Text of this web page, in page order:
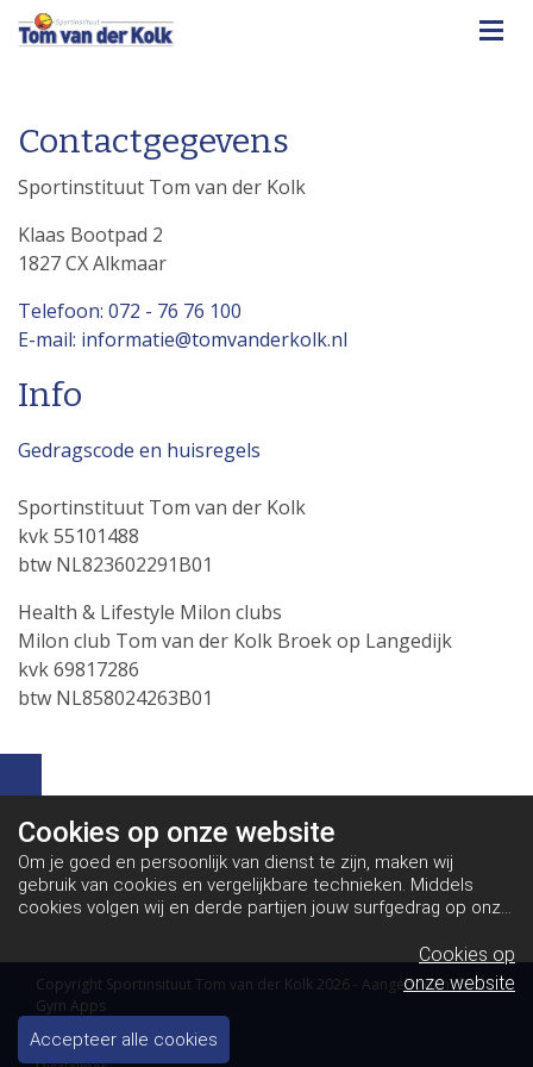
Contactgegevens
Sportinstituut Tom van der Kolk
Klaas Bootpad 2
1827 CX Alkmaar
Telefoon: 072 - 76 76 100
E-mail: informatie@tomvanderkolk.nl
Info
Gedragscode en huisregels
Sportinstituut Tom van der Kolk
kvk 55101488
btw NL823602291B01
Health & Lifestyle Milon clubs
Milon club Tom van der Kolk Broek op Langedijk
kvk 69817286
btw NL858024263B01
Copyright Sportinsituut Tom van der Kolk 2026 - Aangeboden door
Gym Apps
Algemene voorwaarden
Cookies op onze website
Om je goed en persoonlijk van dienst te zijn, maken wij
gebruik van cookies en vergelijkbare technieken. Middels
cookies volgen wij en derde partijen jouw surfgedrag op onze
en dit maakt het voor jou mogelijk om informatie te delen via
social media.
Bekijk ons cookiebeleid
Cookies op
onze website
Accepteer alle cookies